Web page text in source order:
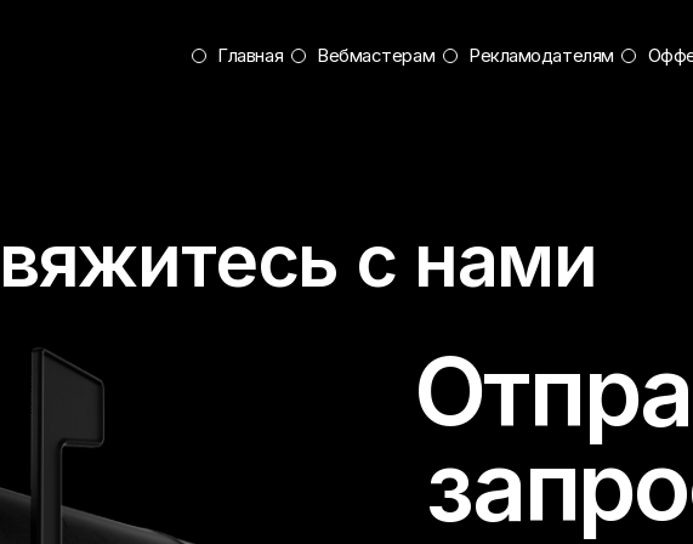
Главная Вебмастерам Рекламодателям
с нами